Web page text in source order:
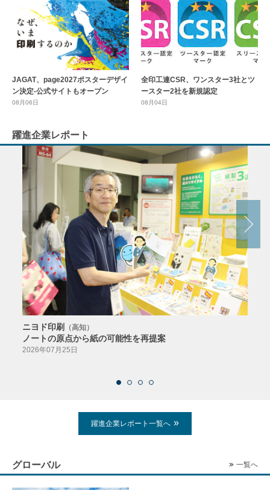
JAGAT、page2027ポスターデザイ
ン決定-公式サイトもオープン
08月06日
全印工連CSR、ワンスター3社とツ
ースター2社を新規認定
08月04日
躍進企業レポート
ニヨド印刷 （高知）
ノートの原点から紙の可能性を再提案
2026年07月25日
躍進企業レポート一覧へ
グローバル 一覧へ